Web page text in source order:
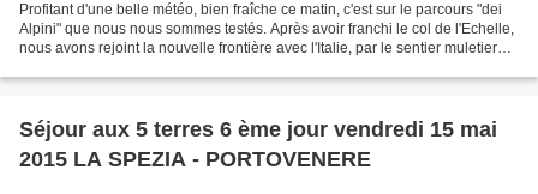
Profitant d'une belle météo, bien fraîche ce matin, c'est sur le parcours "dei
Alpini" que nous nous sommes testés. Après avoir franchi le col de l'Echelle,
nous avons rejoint la nouvelle frontière avec l'Italie, par le sentier muletier
Séjour aux 5 terres 6 ème jour vendredi 15 mai
2015 LA SPEZIA - PORTOVENERE